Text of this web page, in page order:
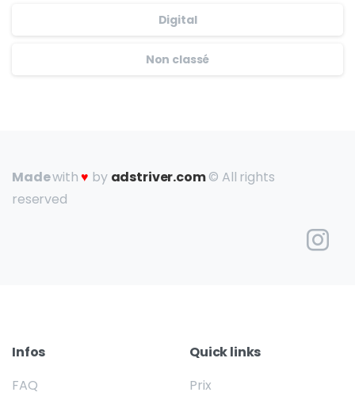
Digital
Non classé
Madewith♥ by adstriver.com© All rights
reserved
Infos
FAQ
Quick links
Prix